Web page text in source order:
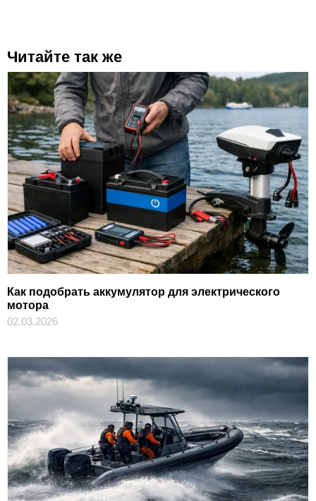
Читайте так же
Как подобрать аккумулятор для электрического
мотора
02.03.2026